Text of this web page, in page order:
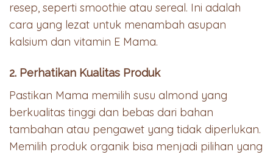
resep, seperti smoothie atau sereal. Ini adalah
cara yang lezat untuk menambah asupan
kalsium dan vitamin E Mama.
2. Perhatikan Kualitas Produk
Pastikan Mama memilih susu almond yang
berkualitas tinggi dan bebas dari bahan
tambahan atau pengawet yang tidak diperlukan.
Memilih produk organik bisa menjadi pilihan yang